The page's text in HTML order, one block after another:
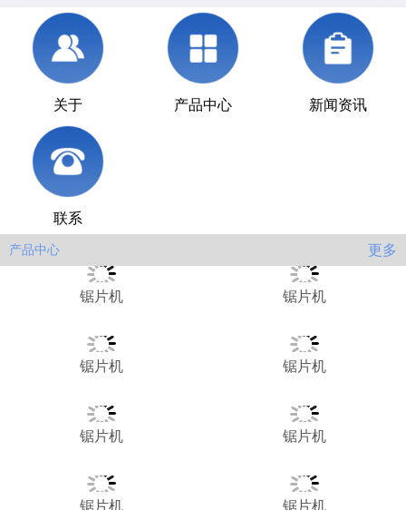
关于 产品中心 新闻资讯
联系
产品中心 更多
锯片机 锯片机
锯片机 锯片机
锯片机 锯片机
锯片机 锯片机